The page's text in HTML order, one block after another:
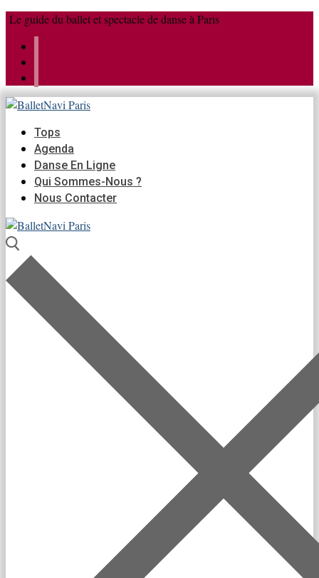
Aller
contenu
Menu
Fermer
Le guide du ballet et spectacle de danse à Paris
Tops
Agenda
Danse En Ligne
Qui Sommes-Nous ?
Nous Contacter